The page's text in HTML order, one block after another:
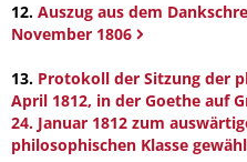
12. Auszug aus dem
November 1806
13. Protokoll der Sitzung der
April 1812, in der Goethe auf
24. Januar 1812 zum
philosophischen Klasse